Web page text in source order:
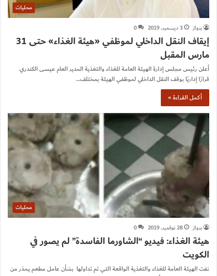
محليات
برواز
3 ديسمبر، 2019 0
إيقاف النقل الداخلي لموظفي «هيئة الغذاء» حتى 31
مارس المقبل
أعلن رئيس مجلس إدارة الهيئة العامة للغذاء والتغذية المدير العام عيسى الكندري
قرارًا إداريًا بوقف النقل الداخلي لموظفي الهيئة بمختلف…
أكمل القراءة »
محليات
برواز
28 نوفمبر، 2019 0
هيئة الغذاء: فيديو “الشاورما الفاسدة” لم يصور في
الكويت
نفت الهيئة العامة للغذاء والتغذية الواقعة التي تم تداولها بشأن عامل مطعم يحذر من